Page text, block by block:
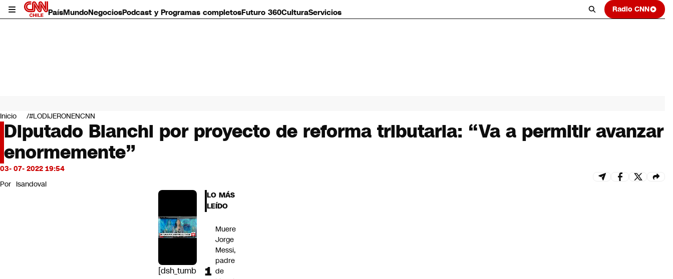
PaísMundoNegociosPodcast y Programas completosFuturo 360CulturaServicios Radio CNN
Mundo
Negocios
Deportes
Programas completos
Cultura
Servicios
Bits
CNN Data
Inicio #LODIJERONENCNN
Diputado Bianchi por proyecto de reforma tributaria: “Va a permitir avanzar
enormemente”
03- 07- 2022 19:54
Por lsandoval
[dsh_tumb
LO MÁS
LEÍDO
Muere
Jorge
Messi,
padre
de